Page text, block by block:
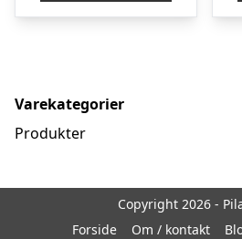
Varekategorier
Produkter
Copyright 2026 -
Forside
Om / kontakt